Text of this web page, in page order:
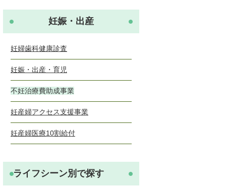
妊娠・出産
妊婦歯科健康診査
妊娠・出産・育児
不妊治療費助成事業
妊産婦アクセス支援事業
妊産婦医療10割給付
ライフシーン別で探す